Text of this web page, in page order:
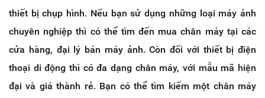
thiết bị chụp hình. Nếu bạn sử dụng những loại máy ảnh
chuyên nghiệp thì có thể tìm đến mua chân máy tại các
cửa hàng, đại lý bán máy ảnh. Còn đối với thiết bị điện
thoại di động thì có đa dạng chân máy, với mẫu mã hiện
đại và giá thành rẻ. Bạn có thể tìm kiếm một chân máy